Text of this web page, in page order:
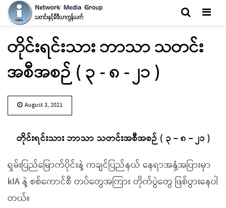
တိုင်းရင်းသား ဘာသာ သတင်း
အစီအစဉ် ( ၃ - ၈ - ၂၁ )
August 3, 2021
တိုင်းရင်းသား ဘာသာ သတင်းအစီအစဉ် ( ၃ – ၈ – ၂၁ )
ရှမ်းပြည်မြောက်ပိုင်းနဲ့ ကချင်ပြည်နယ် နေရာအနှံ့အပြားမှာ
kIA နဲ့ စစ်ကောင်စီ တပ်တွေအကြား တိုက်ပွဲတွေ ဖြစ်ပွားနေပါ
တယ်။